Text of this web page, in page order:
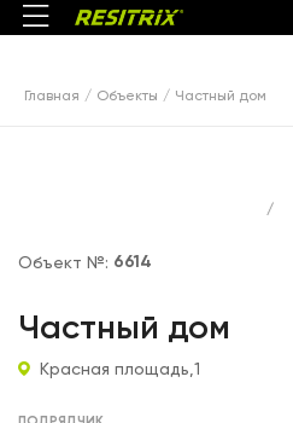
Главная Объекты Частный дом
/
Объект №: 6614
Частный дом
Красная площадь,1